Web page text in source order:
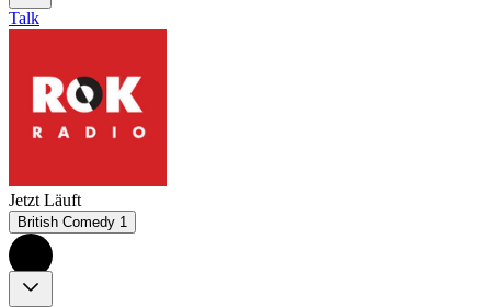
Talk
Jetzt Läuft
British Comedy 1